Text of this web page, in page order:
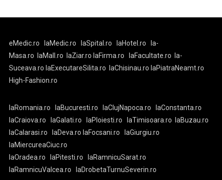
eMedic.ro laMedic.ro laSpital.ro laHotel.ro
la-
Masa.ro
laMall.ro laZiar.ro laFirma.ro laFacultate.ro
la-
Suceava.ro laExecutareSilita.ro laChisinau.ro laPiatraNeamt.ro
High-Fashion.ro
laRomania.ro laBucuresti.ro laClujNapoca.ro
laConstanta.ro
laCraiova.ro
laGalati.ro laPloiesti.ro laTimisoara.ro
laBuzau.ro
laCalarasi.ro
laDeva.ro laFocsani.ro
laGiurgiu.ro
laMiercureaCiuc.ro
laOradea.ro
laPitesti.ro
laRamnicuSarat.ro
laRamnicuValcea.ro
laDrobetaTurnuSeverin.ro